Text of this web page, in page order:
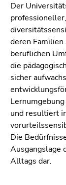
Der
deren Familien
beruflichen
die
sicher
und resultiert
Die
Ausgangslage
Alltags dar.